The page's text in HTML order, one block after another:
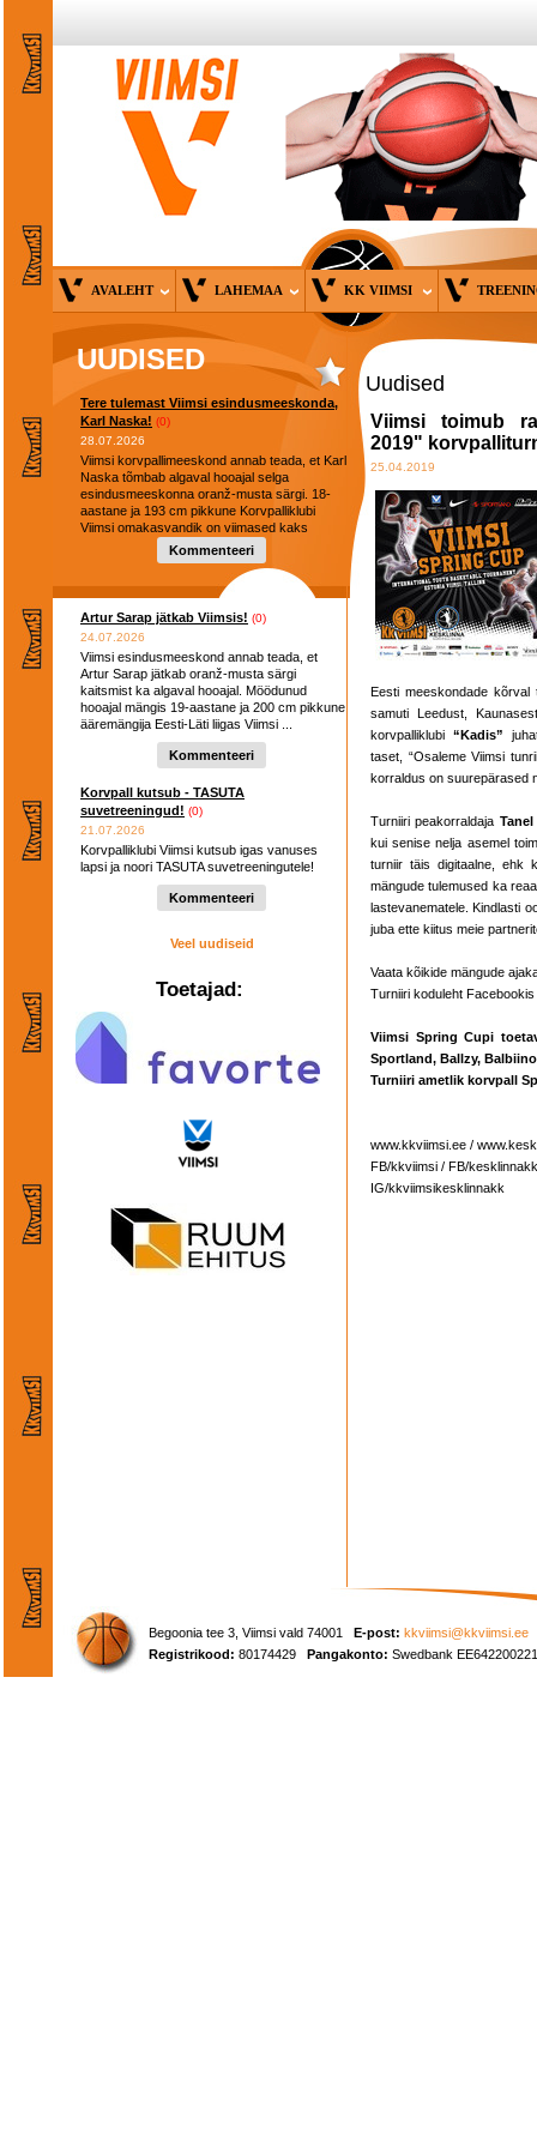
AVALEHT LAHEMAA KK VIIMSI
UUDISED
Tere tulemast Viimsi esindusmeeskonda,
Karl Naska! (0)
28.07.2026
Viimsi korvpallimeeskond annab teada, et Karl
Naska tõmbab algaval hooajal selga
esindusmeeskonna oranž-musta särgi. 18-
aastane ja 193 cm pikkune Korvpalliklubi
Viimsi omakasvandik on viimased kaks
Kommenteeri
Artur Sarap jätkab Viimsis! (0)
24.07.2026
Viimsi esindusmeeskond annab teada, et
Artur Sarap jätkab oranž-musta särgi
kaitsmist ka algaval hooajal. Möödunud
hooajal mängis 19-aastane ja 200 cm pikkune
ääremängija Eesti-Läti liigas Viimsi ...
Kommenteeri
Korvpall kutsub - TASUTA
suvetreeningud! (0)
21.07.2026
Korvpalliklubi Viimsi kutsub igas vanuses
lapsi ja noori TASUTA suvetreeningutele!
Kommenteeri
Veel uudiseid
Toetajad:
Uudised
Viimsi toimub
2019"
25.04.2019
Eesti meeskondade
samuti Leedust,
korvpalliklubi“Kadis”
taset, “Osaleme Viimsi
korraldus on suurepärased
Turniiri peakorraldaja
kui senise nelja asemel
turniir täis digitaalne, ehk
mängude tulemused ka
lastevanematele. Kindlasti
juba ette kiitus meie
Vaata kõikide mängude
Turniiri koduleht Facebookis
Viimsi Spring Cupi
Sportland, Ballzy,
Turniiri ametlik korvpall
www.kkviimsi.ee /
FB/kkviimsi / FB/kesklinnakk
IG/kkviimsikesklinnakk
Begoonia tee 3, Viimsi vald 74001 E-post: kkviimsi@kkviimsi.ee
Registrikood: 80174429 Pangakonto: Swedbank